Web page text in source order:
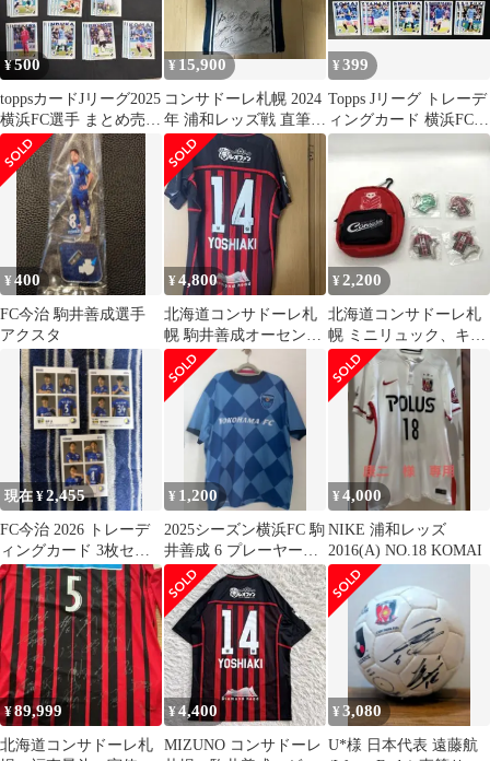
¥500
toppsカードJリーグ2025
横浜FC選手 まとめ売り
38枚
¥15,900
コンサドーレ札幌 2024
年 浦和レッズ戦 直筆サ
イン入りユニフォーム
3rd
¥399
Topps Jリーグ トレーデ
ィングカード 横浜FC
14枚セット
¥400
FC今治 駒井善成選手
アクスタ
¥4,800
北海道コンサドーレ札
幌 駒井善成オーセンテ
ィックユニフォーム
¥2,200
北海道コンサドーレ札
幌 ミニリュック、キー
ホルダー セット
現在 ¥2,455
FC今治 2026 トレーデ
ィングカード 3枚セッ
ト
¥ 1,200
2025シーズン横浜FC 駒
井善成 6 プレーヤーズ
Tシャツ Lサイズ
¥4,000
NIKE 浦和レッズ
2016(A) NO.18 KOMAI
¥89,999
北海道コンサドーレ札
¥4,400
MIZUNO コンサドーレ
¥3,080
U*様 日本代表 遠藤航